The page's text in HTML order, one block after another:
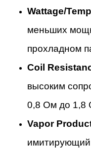
Wattage/
меньших
прохладном
Coil
высоким
0,8 Ом до 1,8
Vapor
имитирующий